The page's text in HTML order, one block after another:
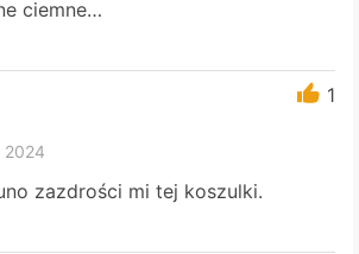
ciemne…
1
2024
zazdrości mi tej koszulki.